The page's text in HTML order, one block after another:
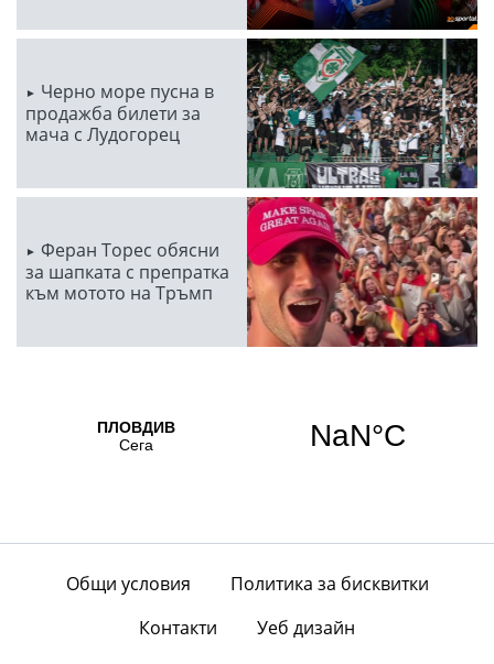
Черно море пусна в
продажба билети за
мача с Лудогорец
Феран Торес обясни
за шапката с препратка
към мотото на Тръмп
Общи условия
Политика за бисквитки
Контакти
Уеб дизайн